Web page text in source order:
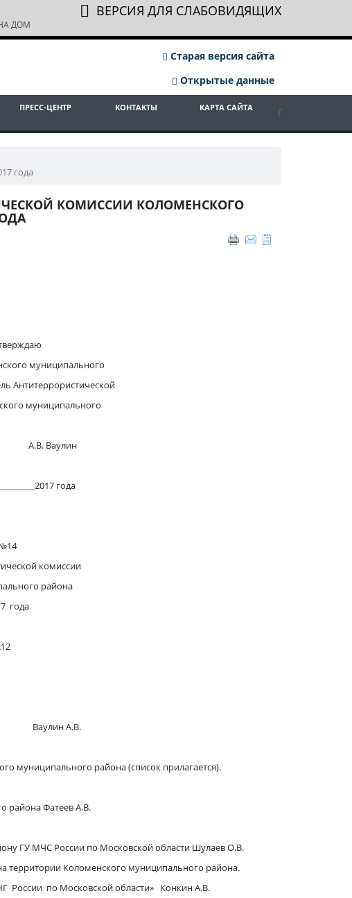
ВЕРСИЯ ДЛЯ СЛАБОВИДЯЩИХ
ДОМ
Старая версия сайта
Открытые данные
ПРЕСС-ЦЕНТР КОНТАКТЫ КАРТА САЙТА
года
КОМИССИИ КОЛОМЕНСКОГО
муниципального
муниципального
года
комиссии
района
года
Ваулин А.В.
муниципального района (список прилагается).
района Фатеев А.В.
ГУ МЧС России по Московской области Шулаев О.В.
территории Коломенского муниципального района.
по Московской области» Конкин А.В.